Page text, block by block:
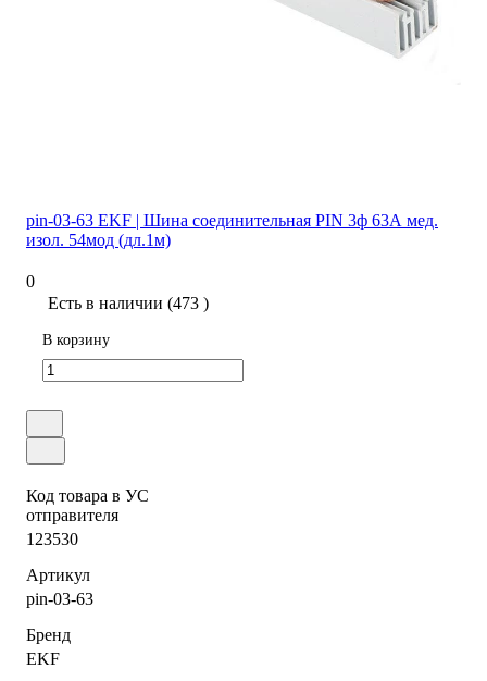
pin-03-63 EKF | Шина соединительная PIN 3ф 63А мед.
изол. 54мод (дл.1м)
0
Есть в наличии (473 )
В корзину
Код товара в УС
отправителя
123530
Артикул
pin-03-63
Бренд
EKF